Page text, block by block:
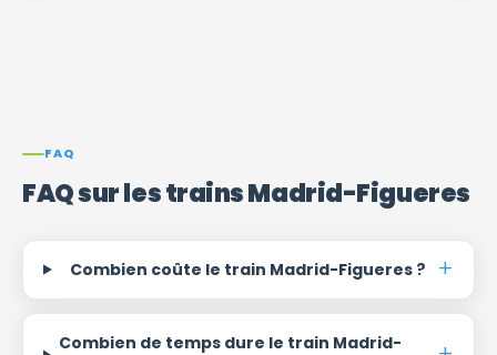
FAQ
FAQ sur les trains Madrid-Figueres
Combien coûte le train Madrid-Figueres ?
Combien de temps dure le train Madrid-